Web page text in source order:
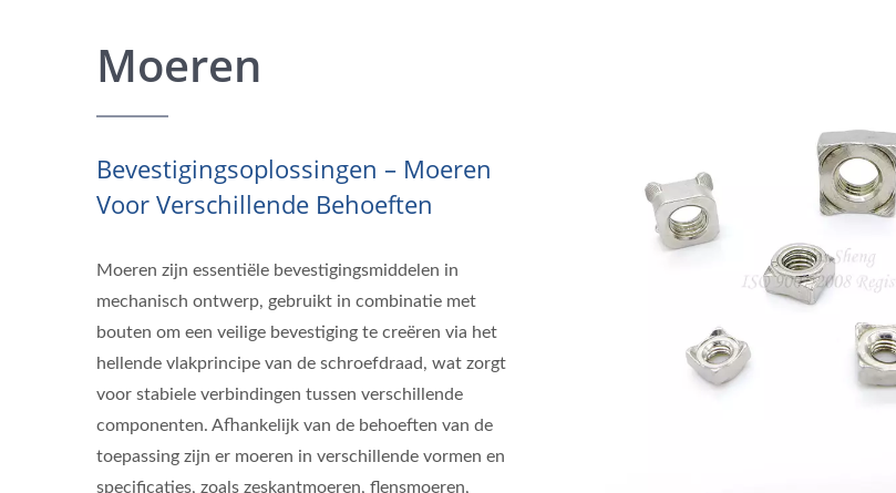
Moeren
Bevestigingsoplossingen – Moeren
Voor Verschillende Behoeften
Moeren zijn essentiële bevestigingsmiddelen in
mechanisch ontwerp, gebruikt in combinatie met
bouten om een veilige bevestiging te creëren via het
hellende vlakprincipe van de schroefdraad, wat zorgt
voor stabiele verbindingen tussen verschillende
componenten. Afhankelijk van de behoeften van de
toepassing zijn er moeren in verschillende vormen en
specificaties, zoals zeskantmoeren, flensmoeren,